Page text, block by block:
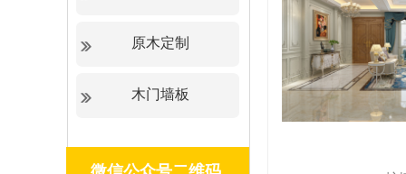
原木定制
木门墙板